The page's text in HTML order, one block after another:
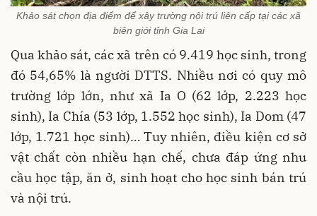
Khảo sát chọn địa điểm để xây trường nội trú liên cấp tại các xã
biên giới tỉnh Gia Lai
Qua khảo sát, các xã trên có 9.419 học sinh, trong
đó 54,65% là người DTTS. Nhiều nơi có quy mô
trường lớp lớn, như xã Ia O (62 lớp, 2.223 học
sinh), Ia Chía (53 lớp, 1.552 học sinh), Ia Dom (47
lớp, 1.721 học sinh)… Tuy nhiên, điều kiện cơ sở
vật chất còn nhiều hạn chế, chưa đáp ứng nhu
cầu học tập, ăn ở, sinh hoạt cho học sinh bán trú
và nội trú.